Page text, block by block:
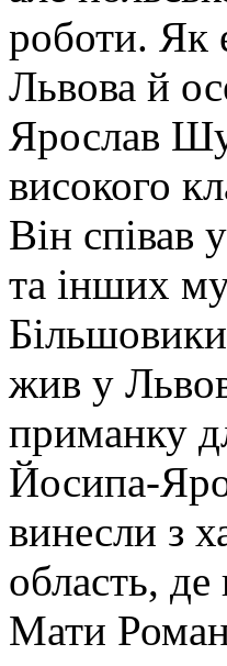
роботи. Як
Львова й
Ярослав
високого
Він співав
та інших
жив у
приманку
Йосипа-
винесли з
область,
Мати